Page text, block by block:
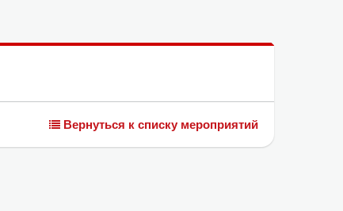
Вернуться к списку мероприятий